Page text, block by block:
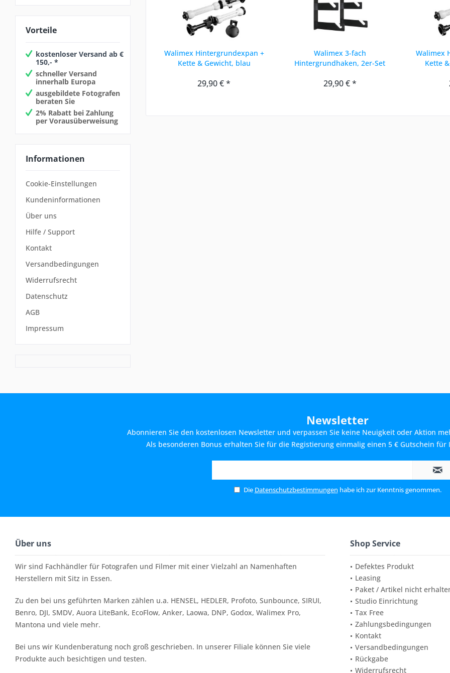
Vorteile
kostenloser Versand ab €
150,- *
schneller Versand
innerhalb Europa
ausgebildete Fotografen
beraten Sie
2% Rabatt bei Zahlung
per Vorausüberweisung
Informationen
Cookie-Einstellungen
Kundeninformationen
Über uns
Hilfe / Support
Kontakt
Versandbedingungen
Widerrufsrecht
Datenschutz
AGB
Impressum
Walimex Hintergrundexpan +
Kette & Gewicht, blau
29,90 € *
Walimex 3-fach
Hintergrundhaken, 2er-Set
29,90 € *
Walimex
Kette
Newsletter
Abonnieren Sie den kostenlosen Newsletter und verpassen Sie keine Neuigkeit oder Aktion
Als besonderen Bonus erhalten Sie für die Registierung einmalig einen 5 € Gutschein für
Die Datenschutzbestimmungen habe ich zur Kenntnis genommen.
Über uns
Wir sind Fachhändler für Fotografen und Filmer mit einer Vielzahl an Namenhaften
Herstellern mit Sitz in Essen.
Zu den bei uns geführten Marken zählen u.a. HENSEL, HEDLER, Profoto, Sunbounce, SIRUI,
Benro, DJI, SMDV, Auora LiteBank, EcoFlow, Anker, Laowa, DNP, Godox, Walimex Pro,
Mantona und viele mehr.
Bei uns wir Kundenberatung noch groß geschrieben. In unserer Filiale können Sie viele
Produkte auch besichtigen und testen.
Shop Service
Defektes Produkt
Leasing
Paket / Artikel nicht
Studio Einrichtung
Tax Free
Zahlungsbedingungen
Kontakt
Versandbedingungen
Rückgabe
Widerrufsrecht